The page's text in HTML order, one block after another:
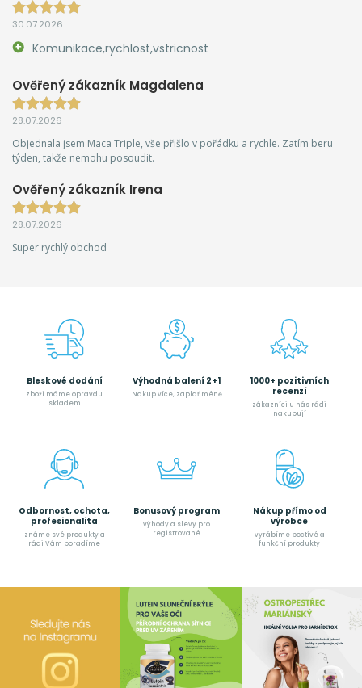
30.07.2026
Komunikace,rychlost,vstricnost
Ověřený zákazník Magdalena
28.07.2026
Objednala jsem Maca Triple, vše přišlo v pořádku a rychle. Zatím beru
týden, takže nemohu posoudit.
Ověřený zákazník Irena
28.07.2026
Super rychlý obchod
Bleskové dodání
zboží máme opravdu
skladem
Výhodná balení 2+1
Nakup více, zaplať méně
1000+ pozitivních
recenzí
zákazníci u nás rádi
nakupují
Odbornost, ochota,
profesionalita
známe své produkty a
rádi Vám poradíme
Bonusový program
výhody a slevy pro
registrované
Nákup přímo od
výrobce
vyrábíme poctívé a
funkční produkty